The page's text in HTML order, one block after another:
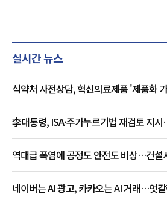
실시간 뉴스
식약처 사전상담, 혁신의료제품 '제품화
李대통령, ISA·주가누르기법 재검토 지
역대급 폭염에 공정도 안전도 비상…건설
네이버는 AI 광고, 카카오는 AI 거래…엇